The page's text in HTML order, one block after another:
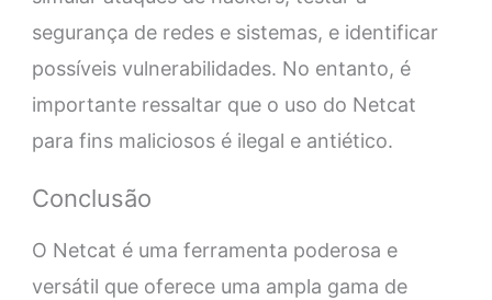
segurança de redes e sistemas, e identificar
possíveis vulnerabilidades. No entanto, é
importante ressaltar que o uso do Netcat
para fins maliciosos é ilegal e antiético.
Conclusão
O Netcat é uma ferramenta poderosa e
versátil que oferece uma ampla gama de